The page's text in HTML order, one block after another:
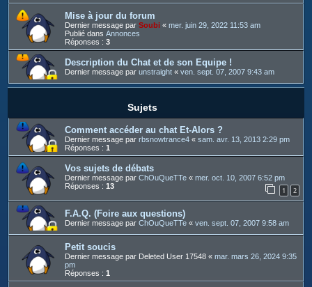
Mise à jour du forum
Dernier message par Soubi « mer. juin 29, 2022 11:53 am
Publié dans Annonces
Réponses : 3
Description du Chat et de son Equipe !
Dernier message par unstraight « ven. sept. 07, 2007 9:43 am
Sujets
Comment accéder au chat Et-Alors ?
Dernier message par rbsnowtrance4 « sam. avr. 13, 2013 2:29 pm
Réponses : 1
Vos sujets de débats
Dernier message par ChOuQueTTe « mer. oct. 10, 2007 6:52 pm
Réponses : 13 1 2
F.A.Q. (Foire aux questions)
Dernier message par ChOuQueTTe « ven. sept. 07, 2007 9:58 am
Petit soucis
Dernier message par Deleted User 17548 « mar. mars 26, 2024 9:35
pm
Réponses : 1